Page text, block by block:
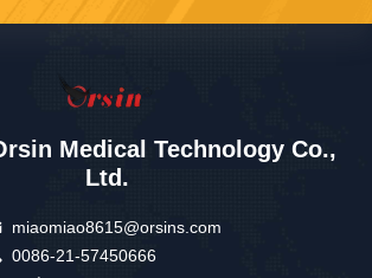
Medical Technology Co.,
Ltd.
miaomiao8615@orsins.com
0086-21-57450666